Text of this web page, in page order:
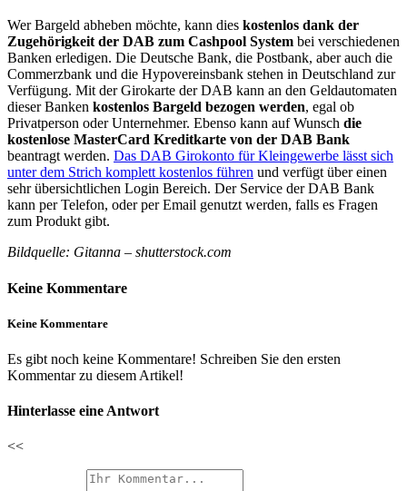
Wer Bargeld abheben möchte, kann dies kostenlos dank der
Zugehörigkeit der DAB zum Cashpool System bei verschiedenen
Banken erledigen. Die Deutsche Bank, die Postbank, aber auch die
Commerzbank und die Hypovereinsbank stehen in Deutschland zur
Verfügung. Mit der Girokarte der DAB kann an den Geldautomaten
dieser Banken kostenlos Bargeld bezogen werden, egal ob
Privatperson oder Unternehmer. Ebenso kann auf Wunsch die
kostenlose MasterCard Kreditkarte von der DAB Bank
beantragt werden. Das DAB Girokonto für Kleingewerbe lässt sich
unter dem Strich komplett kostenlos führen und verfügt über einen
sehr übersichtlichen Login Bereich. Der Service der DAB Bank
kann per Telefon, oder per Email genutzt werden, falls es Fragen
zum Produkt gibt.
Bildquelle: Gitanna – shutterstock.com
Keine Kommentare
Keine Kommentare
Es gibt noch keine Kommentare! Schreiben Sie den ersten
Kommentar zu diesem Artikel!
Hinterlasse eine Antwort
<<